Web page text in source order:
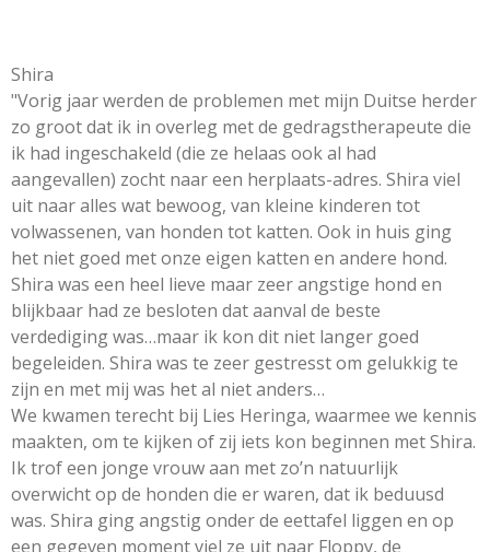
Shira
"Vorig jaar werden de problemen met mijn Duitse herder
zo groot dat ik in overleg met de gedragstherapeute die
ik had ingeschakeld (die ze helaas ook al had
aangevallen) zocht naar een herplaats-adres. Shira viel
uit naar alles wat bewoog, van kleine kinderen tot
volwassenen, van honden tot katten. Ook in huis ging
het niet goed met onze eigen katten en andere hond.
Shira was een heel lieve maar zeer angstige hond en
blijkbaar had ze besloten dat aanval de beste
verdediging was…maar ik kon dit niet langer goed
begeleiden. Shira was te zeer gestresst om gelukkig te
zijn en met mij was het al niet anders…
We kwamen terecht bij Lies Heringa, waarmee we kennis
maakten, om te kijken of zij iets kon beginnen met Shira.
Ik trof een jonge vrouw aan met zo’n natuurlijk
overwicht op de honden die er waren, dat ik beduusd
was. Shira ging angstig onder de eettafel liggen en op
een gegeven moment viel ze uit naar Floppy, de